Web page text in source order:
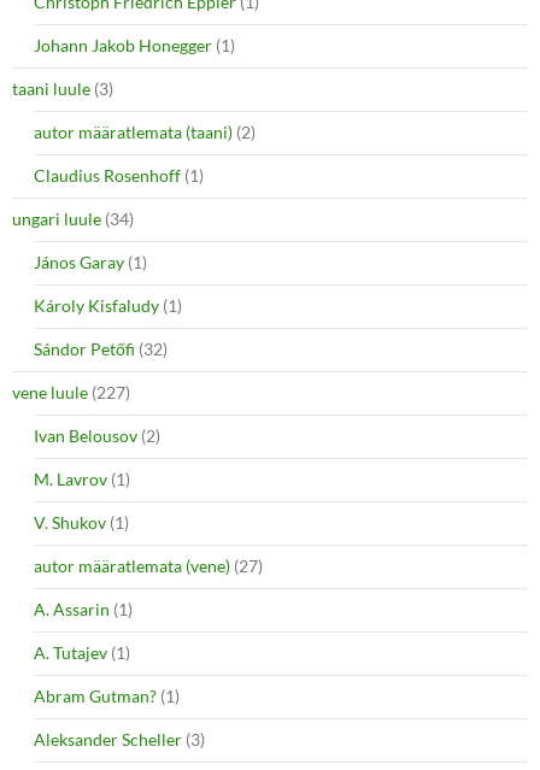
Johann Jakob Honegger (1)
taani luule (3)
autor määratlemata (taani) (2)
Claudius Rosenhoff (1)
ungari luule (34)
János Garay (1)
Károly Kisfaludy (1)
Sándor Petőfi (32)
vene luule (227)
Ivan Belousov (2)
M. Lavrov (1)
V. Shukov (1)
autor määratlemata (vene) (27)
A. Assarin (1)
A. Tutajev (1)
Abram Gutman? (1)
Aleksander Scheller (3)